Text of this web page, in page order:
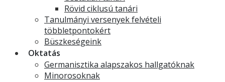
Rövid ciklusú tanári
Tanulmányi versenyek felvételi
többletpontokért
Büszkeségeink
Oktatás
Germanisztika alapszakos hallgatóknak
Minorosoknak